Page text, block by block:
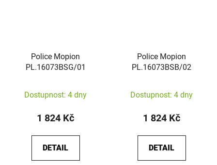
Police Mopion
PL.16073BSG/01
Dostupnost: 4 dny
1 824 Kč
DETAIL
Police Mopion
PL.16073BSB/02
Dostupnost: 4 dny
1 824 Kč
DETAIL